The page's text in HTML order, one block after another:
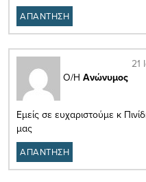
ΑΠΑΝΤΗΣΗ
Ο/Η Ανώνυμος
21
Εμείς σε ευχαριστούμε κ
μας
ΑΠΑΝΤΗΣΗ